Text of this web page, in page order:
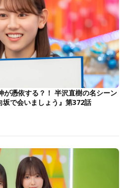
が憑依する？！ 半沢直樹の名シーン
で会いましょう』第372話